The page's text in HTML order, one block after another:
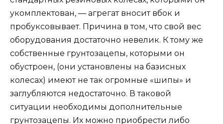
укомплектован, — агрегат вносит вбок и
пробуксовывает. Причина в том, что свой вес
оборудования достаточно невелик. К тому же
собственные грунтозацепы, которыми он
обустроен, (они установлены на базисных
колесах) имеют не так огромные «шипы» и
заглубляются недостаточно. В таковой
ситуации необходимы дополнительные
грунтозацепы. Их можно приобрести либо